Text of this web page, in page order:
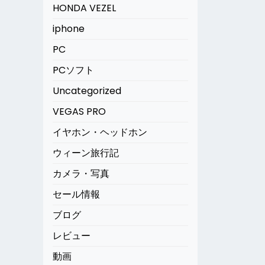
HONDA VEZEL
iphone
PC
PCソフト
Uncategorized
VEGAS PRO
イヤホン・ヘッドホン
ウィーン旅行記
カメラ・写真
セール情報
ブログ
レビュー
動画